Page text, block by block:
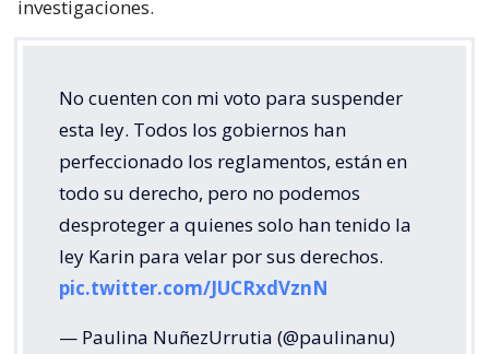
investigaciones.
No cuenten con mi voto para suspender
esta ley. Todos los gobiernos han
perfeccionado los reglamentos, están en
todo su derecho, pero no podemos
desproteger a quienes solo han tenido la
ley Karin para velar por sus derechos.
pic.twitter.com/JUCRxdVznN
— Paulina NuñezUrrutia (@paulinanu)